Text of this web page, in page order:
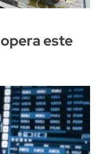
este